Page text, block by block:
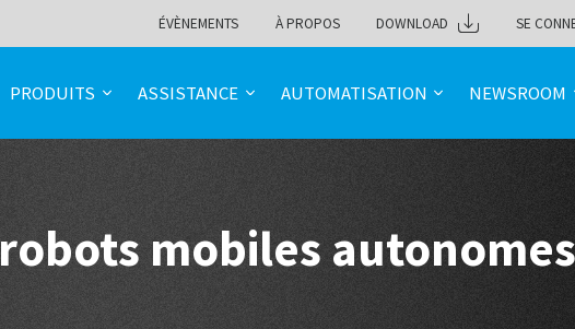
ÉVÈNEMENTS À PROPOS DOWNLOAD SE
PRODUITS ASSISTANCE AUTOMATISATION NEWSROOM
robots mobiles autonomes